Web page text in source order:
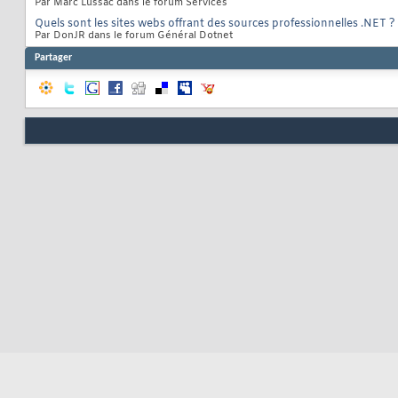
Par Marc Lussac dans le forum Services
Quels sont les sites webs offrant des sources professionnelles .NET ?
Par DonJR dans le forum Général Dotnet
Partager